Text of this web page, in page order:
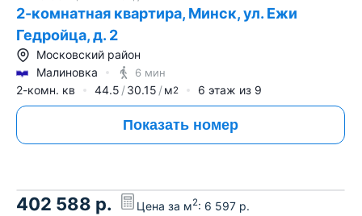
2-комнатная квартира, Минск, ул. Ежи
Гедройца, д. 2
Московский район
Малиновка
6 мин
2-комн. кв 44.5 30.15 м2 6 этаж из 9
Показать номер
402 588 р. Цена за м2: 6 597 р.